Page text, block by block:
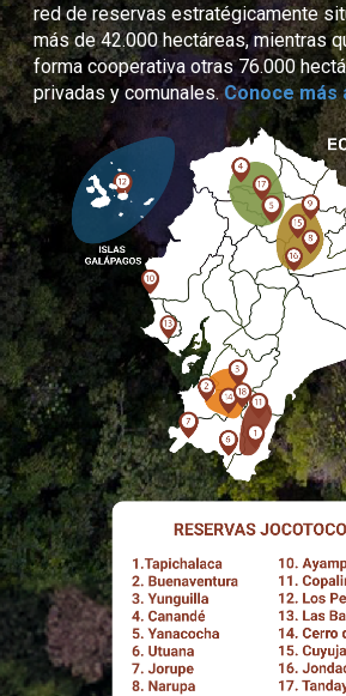
red de reservas estratégicamente
más de 42.000 hectáreas, mientras
forma cooperativa otras 76.000
privadas y comunales. Conoce más